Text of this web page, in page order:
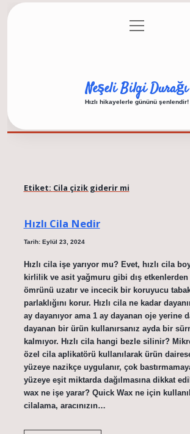
Gizlilik Politikası
menüyü
aç
Neşeli Bilgi Durağı
Hızlı hikayelerle gününü şenlendir!
Etiket: Cila çizik giderir mi
Hızlı Cila Nedir
Tarih: Eylül 23, 2024
Hızlı cila işe yarıyor mu? Evet, hızlı cila
kirlilik ve asit yağmuru gibi dış etkenlerden
ömrünü uzatır ve incecik bir koruyucu
parlaklığını korur. Hızlı cila ne kadar
ay dayanıyor ama 1 ay dayanan oje yerine
dayanan bir ürün kullanırsanız ayda bir
kalmıyor. Hızlı cila hangi bezle silinir?
özel cila aplikatörü kullanılarak ürün
yüzeye nazikçe uygulanır, çok
yüzeye eşit miktarda dağılmasına dikkat
wax ne işe yarar? Quick Wax ne için
cilalama, aracınızın…